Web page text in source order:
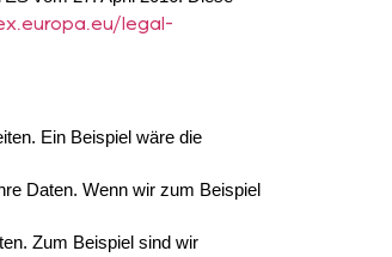
legal-
Ein Beispiel wäre die
Daten. Wenn wir zum Beispiel
Zum Beispiel sind wir